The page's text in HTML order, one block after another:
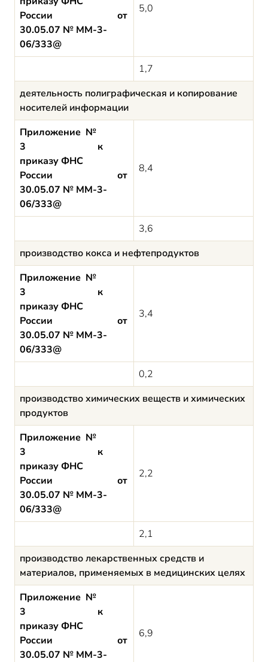
России от
30.05.07 № ММ-3-
06/333@
5,0
1,7
деятельность полиграфическая и копирование
носителей информации
Приложение №
3 к
приказу ФНС
России от
30.05.07 № ММ-3-
06/333@
8,4
3,6
производство кокса и нефтепродуктов
Приложение №
3 к
приказу ФНС
России от
30.05.07 № ММ-3-
06/333@
3,4
0,2
производство химических веществ и химических
продуктов
Приложение №
3 к
приказу ФНС
России от
30.05.07 № ММ-3-
06/333@
2,2
2,1
производство лекарственных средств и
материалов, применяемых в медицинских целях
Приложение №
3 к
приказу ФНС
России от
30.05.07 № ММ-3-
6,9